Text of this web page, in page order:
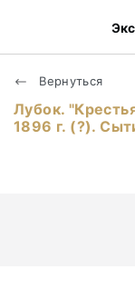
Вернуться
Лубок.
1896 г. (?).